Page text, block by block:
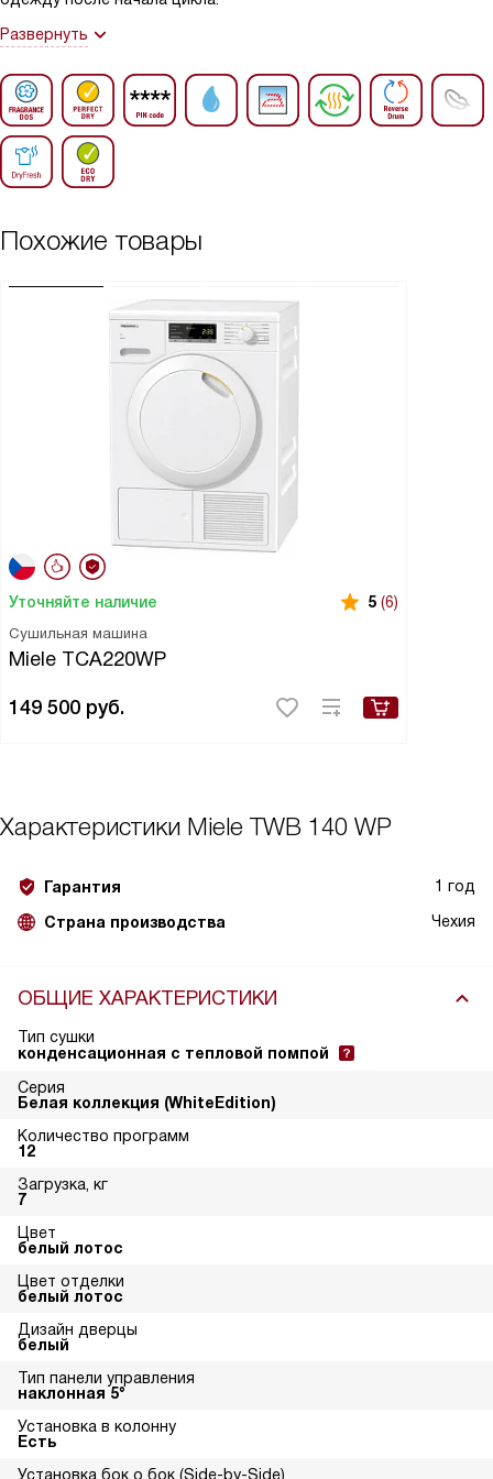
Развернуть
Похожие товары
Уточняйте наличие 5 (6)
Сушильная машина
Miele TCA220WP
149 500 руб.
Характеристики Miele TWB 140 WP
Гарантия 1 год
Страна производства Чехия
ОБЩИЕ ХАРАКТЕРИСТИКИ
Тип сушки
конденсационная с тепловой помпой
Серия
Белая коллекция (WhiteEdition)
Количество программ
12
Загрузка, кг
7
Цвет
белый лотос
Цвет отделки
белый лотос
Дизайн дверцы
белый
Тип панели управления
наклонная 5°
Установка в колонну
Есть
Установка бок о бок (Side-by-Side)